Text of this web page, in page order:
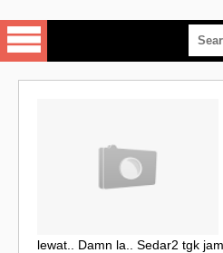
lewat.. Damn la.. Sedar2 tgk